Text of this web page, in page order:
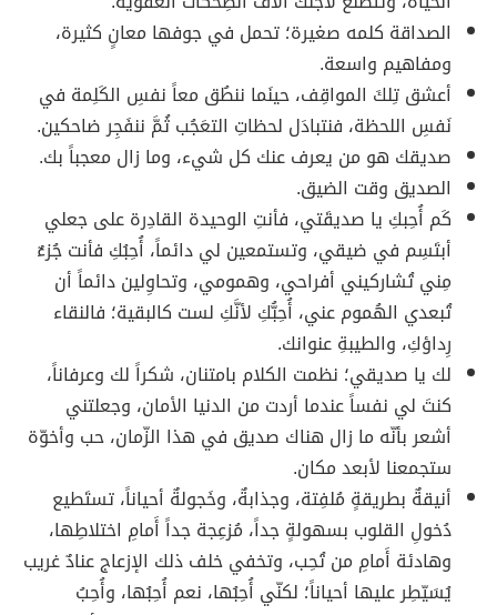
الصداقة كلمه صغيرة؛ تحمل في جوفها معانٍ كثيرة،
ومفاهيم واسعة.
أعشق تِلكَ المواقِف، حينَما ننطُق معاً نفسِ الكَلِمة في
نَفسِ اللحظة، فنتبادَل لحظاتِ التعَجُب ثُمَّ ننفَجِر ضاحكين.
صديقك هو من يعرف عنك كل شيء، وما زال معجباً بك.
الصديق وقت الضيق.
كَم أُحِبكِ يا صديقَتي، فأنتِ الوحيدة القادِرة على جعلي
أبتَسِم في ضيقي، وتستمعين لي دائماً، أُحِبُكِ فأنت جُزءٌ
مِني تُشاركيني أفراحي، وهمومي، وتحاوِلين دائماً أن
تُبعدي الهُموم عني، أُحِبُّكِ لأنَّكِ لست كالبقية؛ فالنقاء
رِداؤكِ، والطيبةِ عنوانك.
لك يا صديقي؛ نظمت الكلام بامتنان، شكراً لك وعرفاناً،
كنتَ لي نفساً عندما أردت من الدنيا الأمان، وجعلتني
أشعر بأنّه ما زال هناك صديق في هذا الزّمان، حب وأخوّة
ستجمعنا لأبعد مكان.
أنيقةٌ بطريقةٍ مُلفِتة، وجذابةٌ، وخَجولةٌ أحياناً، تستَطيع
دُخولِ القلوب بسهولةٍ جداً، مُزعِجة جداً أَمامِ اختلاطِها،
وهادئة أَمامِ من تُحِب، وتخفي خلف ذلك الإزعاج عنادٌ غريب
يُسَيّطِر عليها أحياناً؛ لكنّي أُحِبُها، نعم أُحِبُها، وأُحِبُ